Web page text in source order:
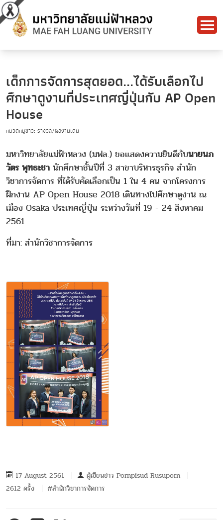
เด็กการจัดการสุดยอด...ได้รับเลือกไป
ศึกษาดูงานที่ประเทศญี่ปุ่นกับ AP Open
House
หมวดหมู่ข่าว: รางวัล/ผลงานเด่น
มหาวิทยาลัยแม่ฟ้าหลวง (มฟล.) ขอแสดงความยินดีกับนายนภ
วัตร พุทธะชา นักศึกษาชั้นปีที่ 3 สาขาบริหารธุรกิจ สำนัก
วิชาการจัดการ ที่ได้รับคัดเลือกเป็น 1 ใน 4 คน จากโครงการ
ฝึกงาน AP Open House 2018 เดินทางไปศึกษาดูงาน ณ
เมือง Osaka ประเทศญี่ปุ่น ระหว่างวันที่ 19 - 24 สิงหาคม
2561
ที่มา: สำนักวิชาการจัดการ
17 August 2561 ผู้เขียนข่าว Pornpisud Rusuporn
2612 ครั้ง
#สำนักวิชาการจัดการ